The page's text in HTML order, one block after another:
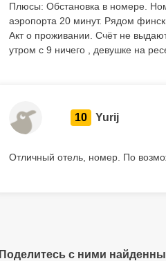
Плюсы: Обстановка в номере.
аэропорта 20 минут. Рядом
Акт о проживании. Счёт не
утром с 9 ничего , девушке на
10 Yurij
Отличный отель, номер. По
Поделитесь с ними